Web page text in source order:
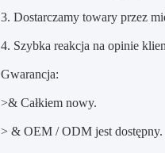
3. Dostarczamy towary przez
4. Szybka reakcja na opinie
Gwarancja:
>& Całkiem nowy.
> & OEM / ODM jest dostępny.